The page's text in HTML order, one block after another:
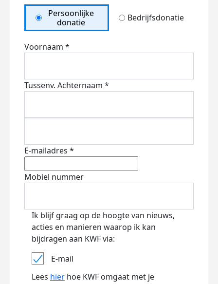
Persoonlijke
donatie
Bedrijfsdonatie
Voornaam *
Tussenv. Achternaam *
E-mailadres *
Mobiel nummer
Ik blijf graag op de hoogte van nieuws,
acties en manieren waarop ik kan
bijdragen aan KWF via:
E-mail
Lees hier hoe KWF omgaat met je